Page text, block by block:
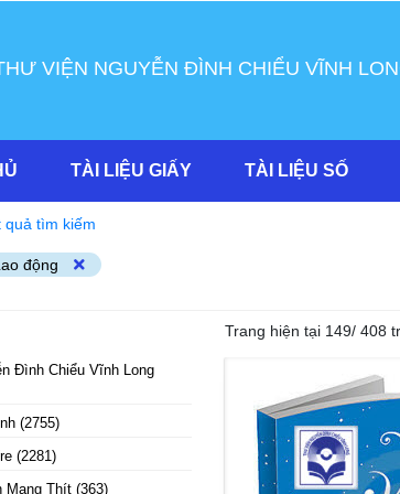
VIỆN NGUYỄN ĐÌNH CHIỂU VĨNH
TÀI LIỆU GIẤY TÀI LIỆU SỐ
quả tìm kiếm
động
Đình Chiểu Vĩnh Long
(2755)
(2281)
Mang Thít (363)
Trang hiện tại 149/ 408